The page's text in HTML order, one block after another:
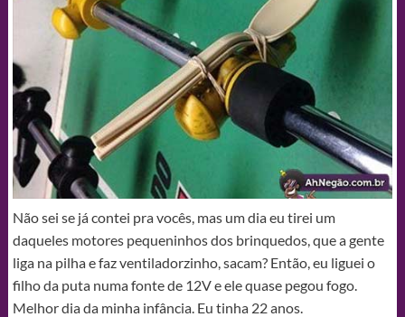
Não sei se já contei pra vocês, mas um dia eu tirei um
daqueles motores pequeninhos dos brinquedos, que a gente
liga na pilha e faz ventiladorzinho, sacam? Então, eu liguei o
filho da puta numa fonte de 12V e ele quase pegou fogo.
Melhor dia da minha infância. Eu tinha 22 anos.